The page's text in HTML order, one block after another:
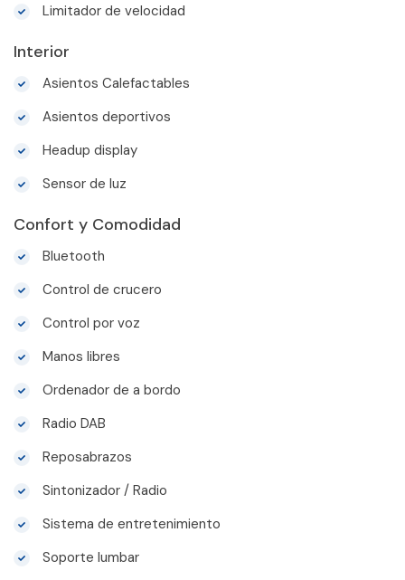
Limitador de velocidad
Interior
Asientos Calefactables
Asientos deportivos
Headup display
Sensor de luz
Confort y Comodidad
Bluetooth
Control de crucero
Control por voz
Manos libres
Ordenador de a bordo
Radio DAB
Reposabrazos
Sintonizador / Radio
Sistema de entretenimiento
Soporte lumbar